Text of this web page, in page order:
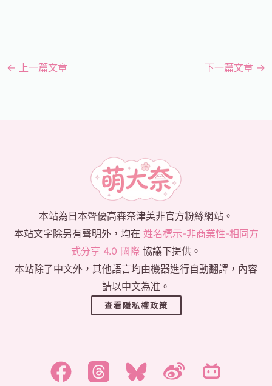
← 上一篇文章 下一篇文章 →
本站為日本聲優高森奈津美非官方粉絲網站。
本站文字除另有聲明外，均在 姓名標示-非商業性-相同方
式分享 4.0 國際 協議下提供。
本站除了中文外，其他語言均由機器進行自動翻譯，內容
請以中文為准。
查看隱私權政策
日本語